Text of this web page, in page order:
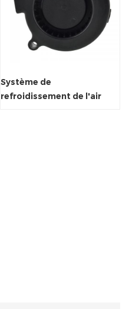
Système de
refroidissement de l'air